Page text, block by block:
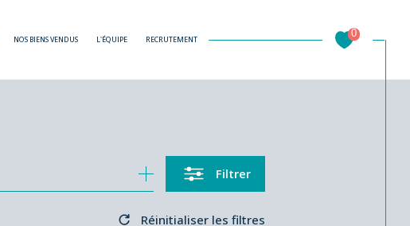
NOS BIENS VENDUS L'ÉQUIPE RECRUTEMENT
0
Filtrer
Réinitialiser les filtres